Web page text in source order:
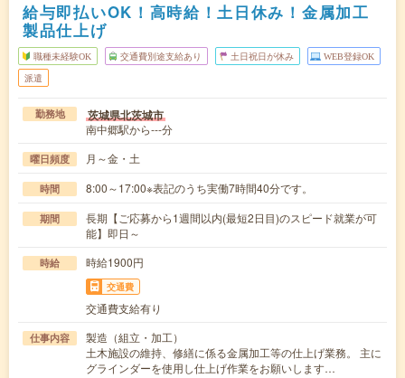
給与即払いOK！高時給！土日休み！金属加工
製品仕上げ
職種未経験OK 交通費別途支給あり 土日祝日が休み WEB登録OK
派遣
勤務地 茨城県北茨城市
南中郷駅から---分
曜日頻度 月～金・土
時間 8:00～17:00※表記のうち実働7時間40分です。
期間
長期【ご応募から1週間以内(最短2日目)のスピード就業が可
能】即日～
時給 時給1900円
交通費
交通費支給有り
仕事内容
製造（組立・加工）
土木施設の維持、修繕に係る金属加工等の仕上げ業務。 主に
グラインダーを使用し仕上げ作業をお願いします…